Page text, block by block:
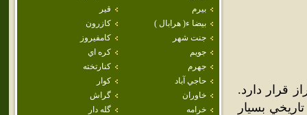
بيرم
قير
بيضا ء( هرابال )
كازرون
جنت شهر
كامفيروز
جويم
كره اي
جهرم
كنارتخته
حاجي آباد
كوار
خاوران
گراش
خرامه
گله دار
قرار دارد.
تاريخي بسيار